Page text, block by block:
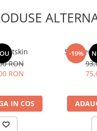
Fitskin
RON
RON
IN COS
-19%
Stepper